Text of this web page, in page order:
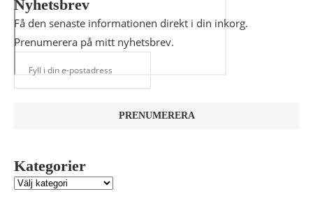
Nyhetsbrev
Få den senaste informationen direkt i din inkorg.
Prenumerera på mitt nyhetsbrev.
Kategorier